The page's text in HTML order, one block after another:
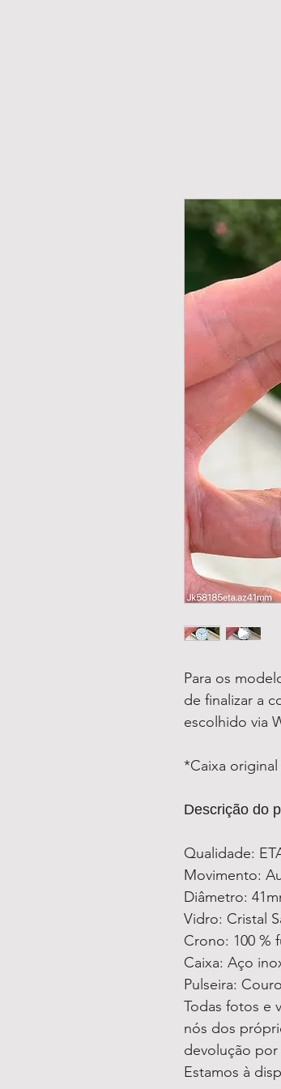
Para os
de finalizar a
escolhido via
*Caixa
Descrição do
Qualidade:
Movimento:
Diâmetro:
Vidro: Cristal
Crono: 100 %
Caixa: Aço
Pulseira: Couro
Todas fotos e
nós dos
devolução
Estamos à